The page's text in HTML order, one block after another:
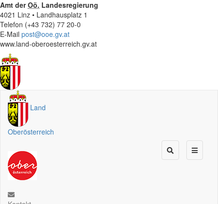
Amt derOö. Landesregierung
4021 Linz • Landhausplatz 1
Telefon (+43 732) 77 20-0
E-Mail post@ooe.gv.at
www.land-oberoesterreich.gv.at
Land
Oberösterreich